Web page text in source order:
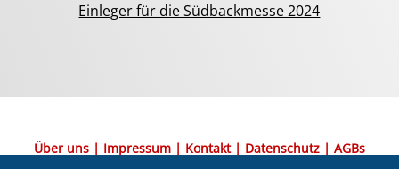
Einleger für die Südbackmesse 2024
Über uns| Impressum| Kontakt| Datenschutz | AGBs